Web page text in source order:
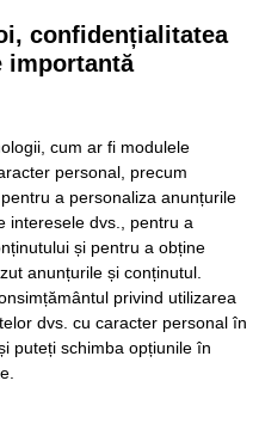
8 august
serile de acasă, fără
patru pe mașini, la
Cookie-urilor
confidențialitatea
importantă
cum ar fi modulele
personal, precum
a personaliza anunțurile
interesele dvs., pentru a
și pentru a obține
anunțurile și conținutul.
privind utilizarea
dvs. cu caracter personal în
puteți schimba opțiunile în